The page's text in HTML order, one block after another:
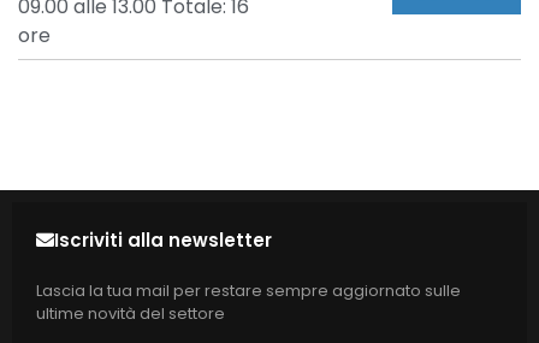
09.00 alle 13.00 Totale: 16
ore
Iscriviti alla newsletter
Lascia la tua mail per restare sempre aggiornato sulle
ultime novità del settore